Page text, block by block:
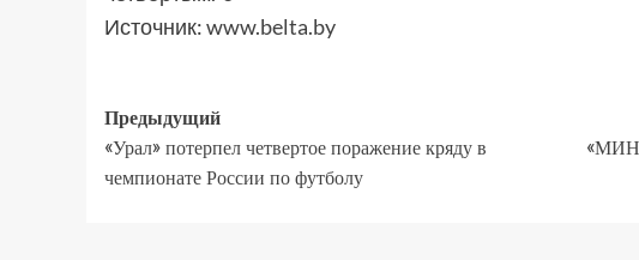
Источник:www.belta.by
Предыдущий
«Урал» потерпел четвертое поражение кряду в
чемпионате России по футболу